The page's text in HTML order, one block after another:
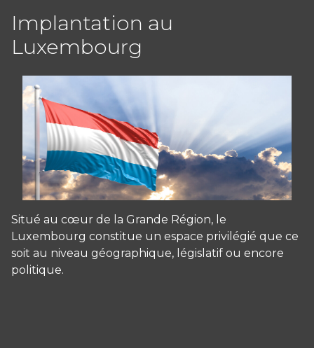
Implantation au
Luxembourg
Situé au cœur de la Grande Région, le
Luxembourg constitue un espace privilégié que ce
soit au niveau géographique, législatif ou encore
politique.